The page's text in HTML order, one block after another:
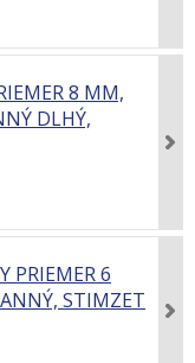
8 MM,
DLHÝ,
PRIEMER 6
STIMZET